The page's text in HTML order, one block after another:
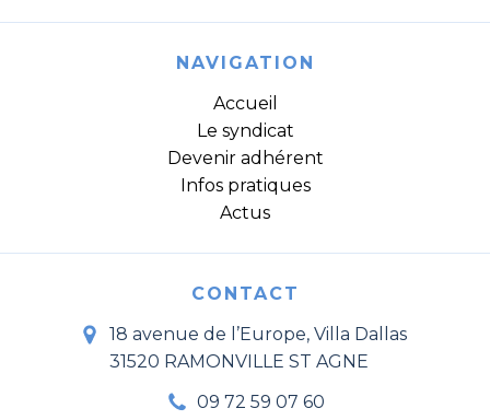
NAVIGATION
Accueil
Le syndicat
Devenir adhérent
Infos pratiques
Actus
CONTACT
18 avenue de l’Europe, Villa Dallas
31520 RAMONVILLE ST AGNE
09 72 59 07 60